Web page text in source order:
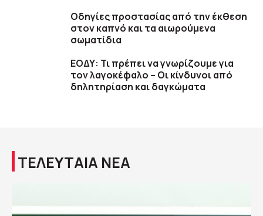
Οδηγίες προστασίας από την έκθεση
στον καπνό και τα αιωρούμενα
σωματίδια
ΕΟΔΥ: Τι πρέπει να γνωρίζουμε για
τον λαγοκέφαλο – Οι κίνδυνοι από
δηλητηρίαση και δαγκώματα
ΤΕΛΕΥΤΑΙΑ ΝΕΑ